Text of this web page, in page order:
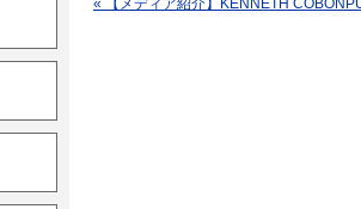
« 【メディア紹介】KENNETH